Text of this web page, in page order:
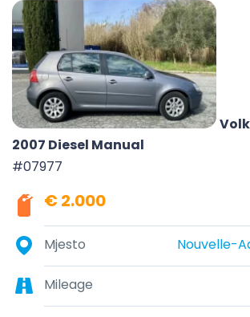
2007 Diesel Manual
#07977
€ 2.000
Mjesto Nouvelle-
Mileage